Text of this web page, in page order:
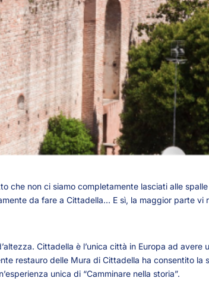
che non ci siamo completamente lasciati alle
da fare a Cittadella… E sì, la maggior parte vi
Cittadella è l’unica città in Europa ad avere
restauro delle Mura di Cittadella ha consentito la
unica di “Camminare nella storia”.